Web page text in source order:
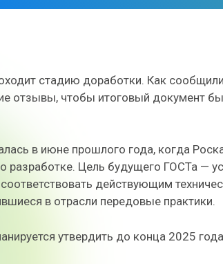
стадию доработки. Как
отзывы, чтобы итоговый документ
в июне прошлого года, когда
разработке. Цель будущего ГОСТа —
действующим
в отрасли передовые практики.
утвердить до конца 2025